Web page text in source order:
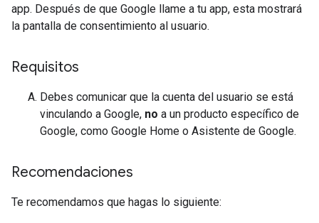
app. Después de que Google llame a tu app, esta mostrará
la pantalla de consentimiento al usuario.
Requisitos
Debes comunicar que la cuenta del usuario se está
vinculando a Google, no a un producto específico de
Google, como Google Home o Asistente de Google.
Recomendaciones
Te recomendamos que hagas lo siguiente: